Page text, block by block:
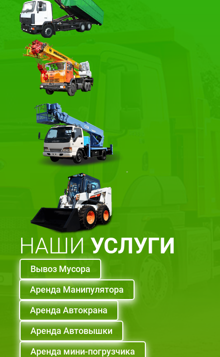
НАШИ УСЛУГИ
Вывоз Мусора
Аренда Манипулятора
Аренда Автокрана
Аренда Автовышки
Аренда мини-погрузчика